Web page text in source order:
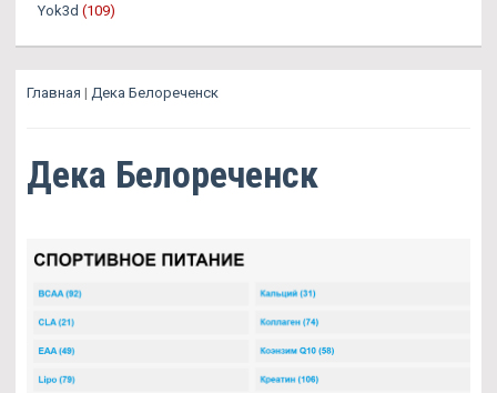
Yok3d (109)
Главная | Дека Белореченск
Дека Белореченск